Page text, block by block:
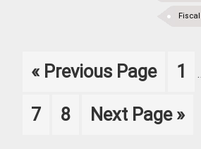
« Go
Previous Page 1
Page
7 Page
8
Go
Next Page »